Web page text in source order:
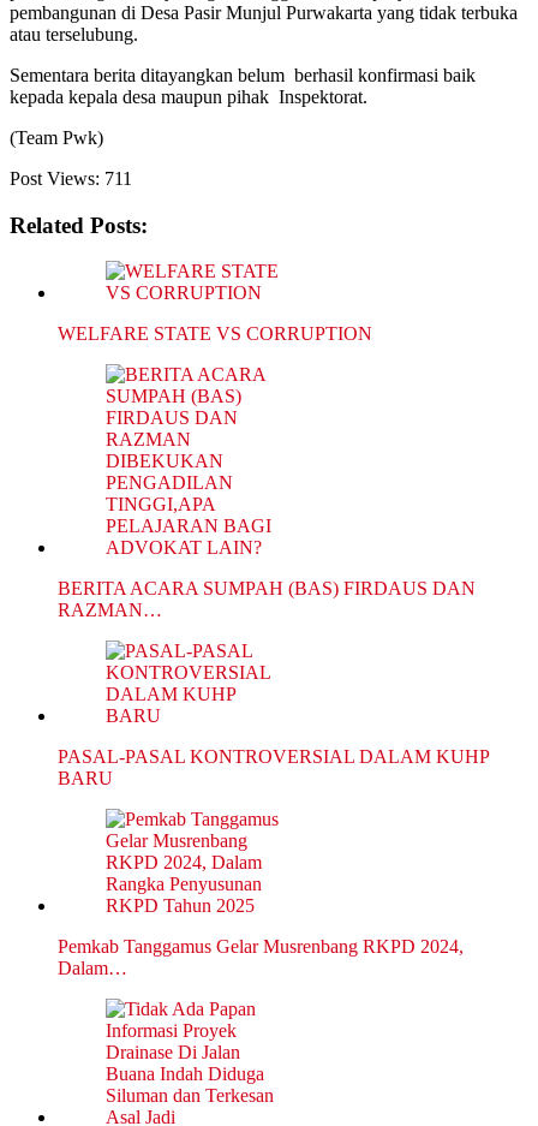
pembangunan di Desa Pasir Munjul Purwakarta yang tidak terbuka
atau terselubung.
Sementara berita ditayangkan belum berhasil konfirmasi baik
kepada kepala desa maupun pihak Inspektorat.
(Team Pwk)
Post Views: 711
Related Posts:
WELFARE STATE VS CORRUPTION
BERITA ACARA SUMPAH (BAS) FIRDAUS DAN
RAZMAN…
PASAL-PASAL KONTROVERSIAL DALAM KUHP
BARU
Pemkab Tanggamus Gelar Musrenbang RKPD 2024,
Dalam…